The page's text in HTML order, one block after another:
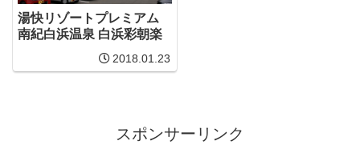
湯快リゾートプレミアム
南紀白浜温泉 白浜彩朝楽
2018.01.23
スポンサーリンク